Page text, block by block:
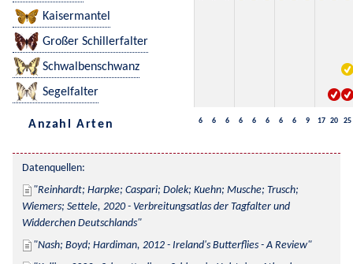
Kaisermantel
Großer Schillerfalter
Schwalbenschwanz
Segelfalter
Anzahl Arten 6 6 6 6 6 6 6 6 9 17 20 25
Datenquellen:
Reinhardt; Harpke; Caspari; Dolek; Kuehn; Musche; Trusch;
Wiemers; Settele, 2020 - Verbreitungsatlas der Tagfalter und
Widderchen Deutschlands
Nash; Boyd; Hardiman, 2012 - Ireland's Butterflies - A Review